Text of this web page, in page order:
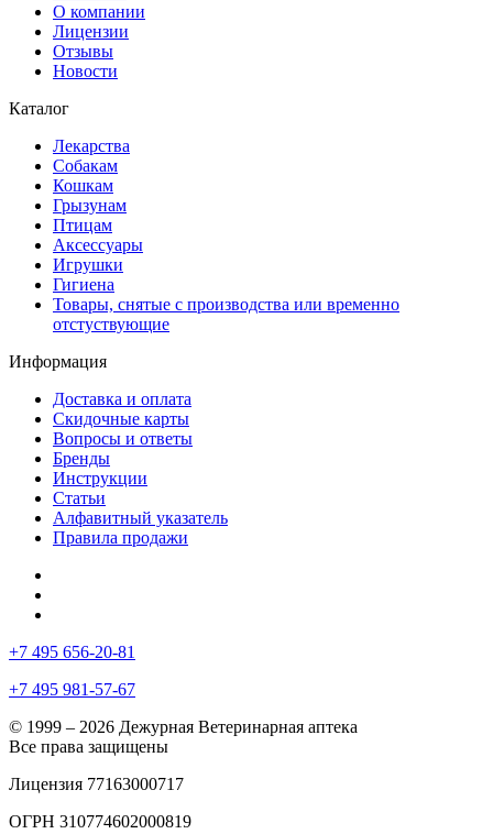
О компании
Лицензии
Отзывы
Новости
Каталог
Лекарства
Собакам
Кошкам
Грызунам
Птицам
Аксессуары
Игрушки
Гигиена
Товары, снятые с производства или временно
отстуствующие
Информация
Доставка и оплата
Скидочные карты
Вопросы и ответы
Бренды
Инструкции
Статьи
Алфавитный указатель
Правила продажи
+7 495 656-20-81
+7 495 981-57-67
© 1999 – 2026 Дежурная Ветеринарная аптека
Все права защищены
Лицензия 77163000717
ОГРН 310774602000819